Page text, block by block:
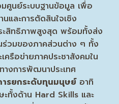
ศูนย์ระบบฐานข้อมูล เพื่อ
นและการตัดสินใจเชิง
ะสิทธิภาพสูงสุด พร้อมทั้งส่ง
ร่วมของภาคส่วนต่าง ๆ ทั้ง
ครือข่ายภาคประชาสังคมใน
างการพัฒนาประเทศ
ารยกระดับทุนมนุษย์อาทิ
ทั้งด้าน Hard Skills และ